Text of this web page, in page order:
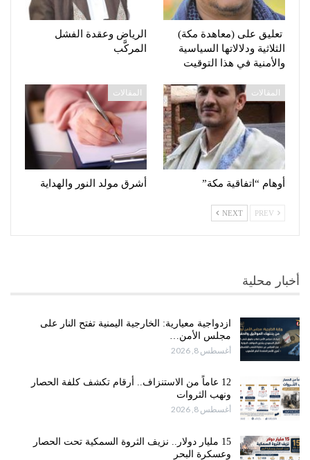
تعليق على (معاهدة مكة)
الثلاثية ودلالاتها السياسية
والأمنية في هذا التوقيت
الرياض وعقدة الفشل
المركَّب
المقالات
أوهام “اتفاقية مكة”
المقالات
أشرق مولد النور والهداية
NEXT
أخبار محلية
ازدواجية معيارية: الخارجية اليمنية تفتح النار على
مجلس الأمن…
أغسطس 8, 2026
12 عاماً من الاستنزاف.. أرقام تكشف كلفة الحصار
ونهب الثروات
أغسطس 8, 2026
15 مليار دولار.. نزيف الثروة السمكية تحت الحصار
وعسكرة البحر